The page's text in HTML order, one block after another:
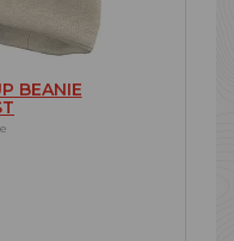
BEANIE